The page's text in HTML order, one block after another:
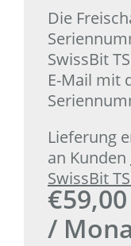
Die
SwissBit
E-Mail mit
Lieferung
an Kunden
SwissBit
€59,00
/